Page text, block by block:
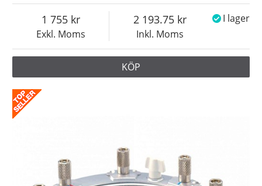
Exkl. Moms
1 755
Inkl. Moms
2 193.75 I lager
KÖP